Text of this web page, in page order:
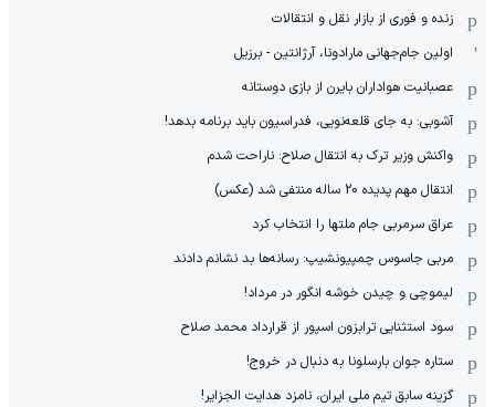
زنده و فوری از بازار نقل و انتقالات
اولین جام‌جهانی مارادونا، آرژانتین - برزیل
عصبانیت هواداران بایرن از بازی دوستانه
آشوبی: به جای قلعه‌نویی، فدراسیون باید برنامه بدهد!
واکنش وزیر ترک به انتقال صلاح: ناراحت شدم
انتقال مهم پدیده 20 ساله منتفی شد (عکس)
عراق سرمربی جام ملتها را انتخاب کرد
مربی جاسوس چمپیونشیپ: رسانه‌ها بد نشانم دادند
لیموچی و چیدن خوشه انگور در مرداد!
سود استثنایی ترابزون اسپور از قرارداد محمد صلاح
ستاره جوان بارسلونا به دنبال در خروج!
گزینه سابق تیم ملی ایران، نامزد هدایت الجزایر!